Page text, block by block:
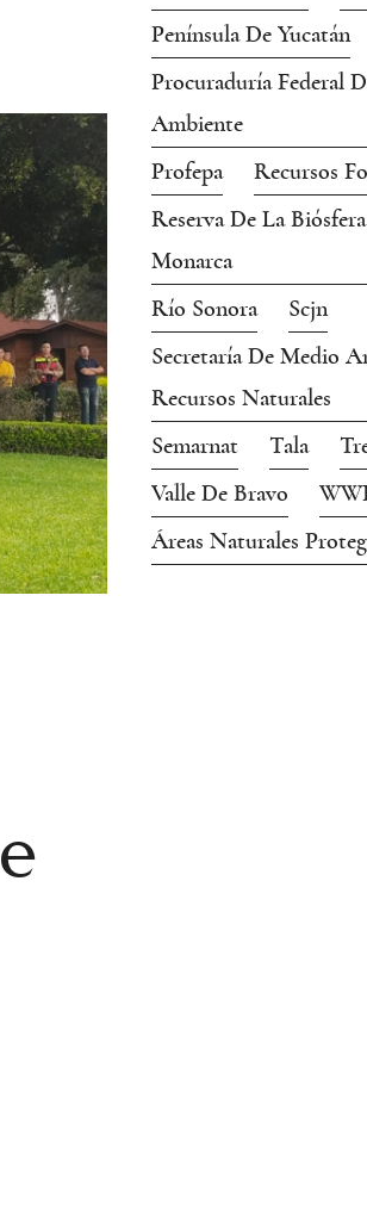
Península De Yucatán
Procuraduría Federal
Ambiente
Profepa
Recursos
Reserva De La
Monarca
Río Sonora
Scjn
Secretaría De Medio
Recursos Naturales
Semarnat
Tala
Valle De Bravo
Áreas Naturales